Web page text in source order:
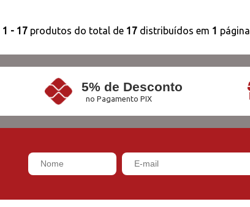
1 - 17 produtos do total de 17distribuídos em 1 página
5% de Desconto
no Pagamento PIX